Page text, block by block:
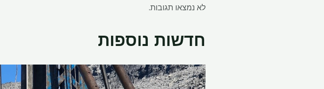
לא נמצאו תגובות.
חדשות נוספות